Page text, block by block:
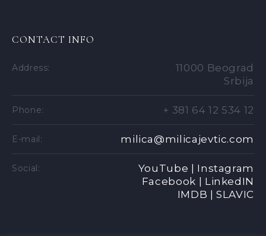
CONTACT INFO
Address:
11000 Beograd
Srbija
Phone: + 381 64 12 534 12
E-mail: milica@milicajevtic.com
Social: YouTube | Instagram
Facebook | LinkedIN
IMDB | SLAVIC